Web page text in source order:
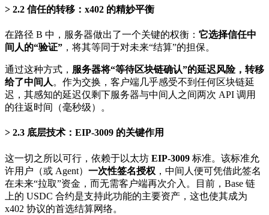
2.2 信任的转移：x402 的精妙平衡
在路径 B 中，服务器做出了一个关键的权衡： 它选择信任中
间人的“验证” ，将其等同于对未来“结算”的担保。
通过这种方式， 服务器将“等待区块链确认”的延迟风险，转移
给了中间人 。作为交换，客户端几乎感受不到任何区块链延
迟，其感知的延迟仅剩下服务器与中间人之间两次 API 调用
的往返时间（毫秒级）。
2.3 底层技术：EIP-3009 的关键作用
这一切之所以可行，依赖于以太坊 EIP-3009 标准。该标准允
许用户（或 Agent） 一次性签名授权 ，中间人便可凭借此签名
在未来“拉取”资金，而无需客户端再次介入。目前，Base 链
上的 USDC 合约是支持此功能的主要资产，这也使其成为
x402 协议的首选结算网络。